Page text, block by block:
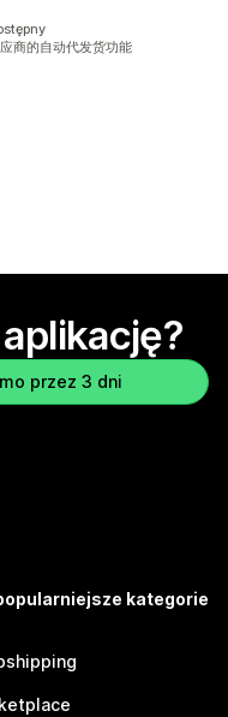
商的自动代发货功能
przez 3 dni
kategorie